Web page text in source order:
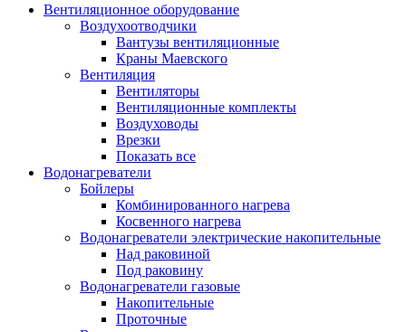
Вентиляционное оборудование
Воздухоотводчики
Вантузы вентиляционные
Краны Маевского
Вентиляция
Вентиляторы
Вентиляционные комплекты
Воздуховоды
Врезки
Показать все
Водонагреватели
Бойлеры
Комбинированного нагрева
Косвенного нагрева
Водонагреватели электрические накопительные
Над раковиной
Под раковину
Водонагреватели газовые
Накопительные
Проточные